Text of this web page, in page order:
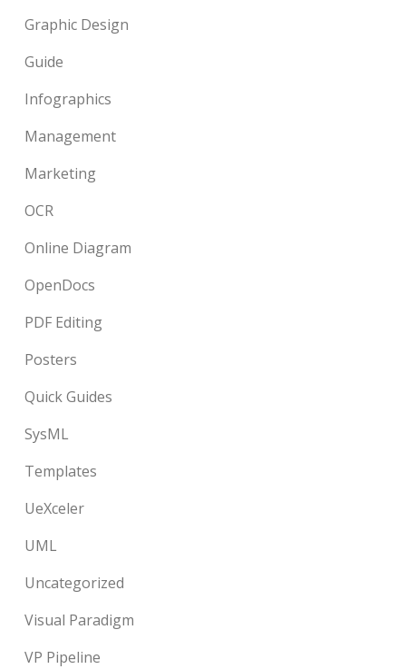
Graphic Design
Guide
Infographics
Management
Marketing
OCR
Online Diagram
OpenDocs
PDF Editing
Posters
Quick Guides
SysML
Templates
UeXceler
UML
Uncategorized
Visual Paradigm
VP Pipeline